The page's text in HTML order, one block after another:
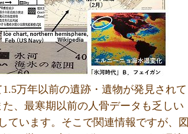
万年以前の遺跡・遺物が発見されて
、最寒期以前の人骨データも乏しい
ています。そこで関連情報ですが、図